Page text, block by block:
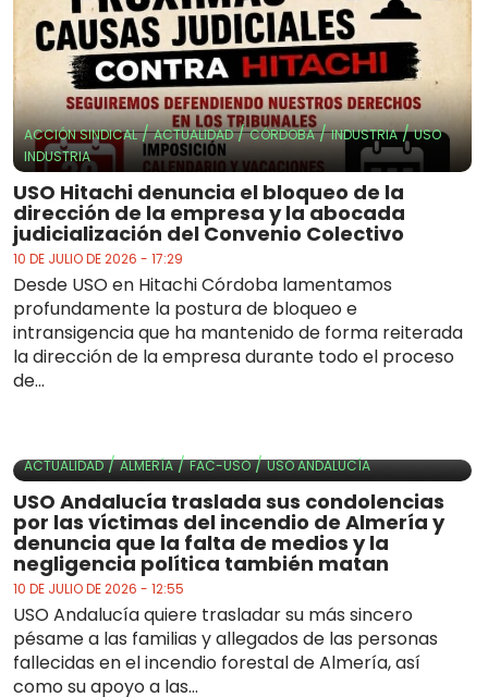
ACCIÓN SINDICAL/ACTUALIDAD/CÓRDOBA/INDUSTRIA/USO
INDUSTRIA
USO Hitachi denuncia el bloqueo de la
dirección de la empresa y la abocada
judicialización del Convenio Colectivo
10 DE JULIO DE 2026 - 17:29
Desde USO en Hitachi Córdoba lamentamos
profundamente la postura de bloqueo e
intransigencia que ha mantenido de forma reiterada
la dirección de la empresa durante todo el proceso
de...
ACTUALIDAD/ALMERÍA/FAC-USO/USO ANDALUCÍA
USO Andalucía traslada sus condolencias
por las víctimas del incendio de Almería y
denuncia que la falta de medios y la
negligencia política también matan
10 DE JULIO DE 2026 - 12:55
USO Andalucía quiere trasladar su más sincero
pésame a las familias y allegados de las personas
fallecidas en el incendio forestal de Almería, así
como su apoyo a las...